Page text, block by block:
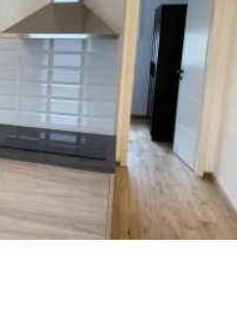
Huur:
849 €
Kosten:
1 €
Duur:
10 maanden, 5-6
maanden, 3-4 maanden
Domiciliëring:
Nee
Inrichting
Badkamer:
Privaat
Keuken:
(aparte kamer)
Oppervlakte:
28 m